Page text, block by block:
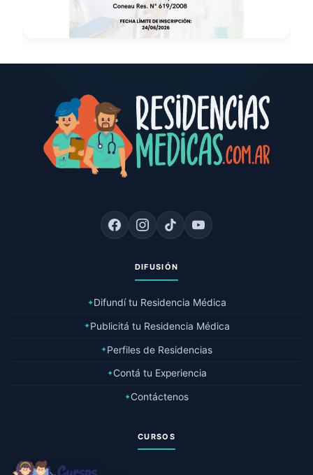
DIFUSIÓN
✦Difundí tu Residencia Médica
✦Publicitá tu Residencia Médica
✦Perfiles de Residencias
✦Contá tu Experiencia
✦Contáctenos
CURSOS